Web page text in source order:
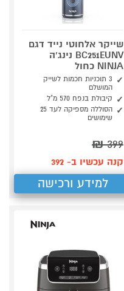
שייקר אלחוטי נייד דגם
BC251EUNV נינג'ה
NINJA כחול
3 תוכניות חכמות לשייק
המושלם
קיבולת בנפח 570 מ"ל
הסוללה מספיקה לעד 25
שימושים
399
₪
קנה עכשיו ב- 392
למידע ורכישה